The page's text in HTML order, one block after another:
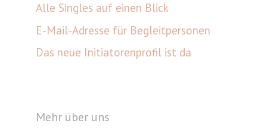
Alle Singles auf einen Blick
E-Mail-Adresse für Begleitpersonen
Das neue Initiatorenprofil ist da
Mehr über uns